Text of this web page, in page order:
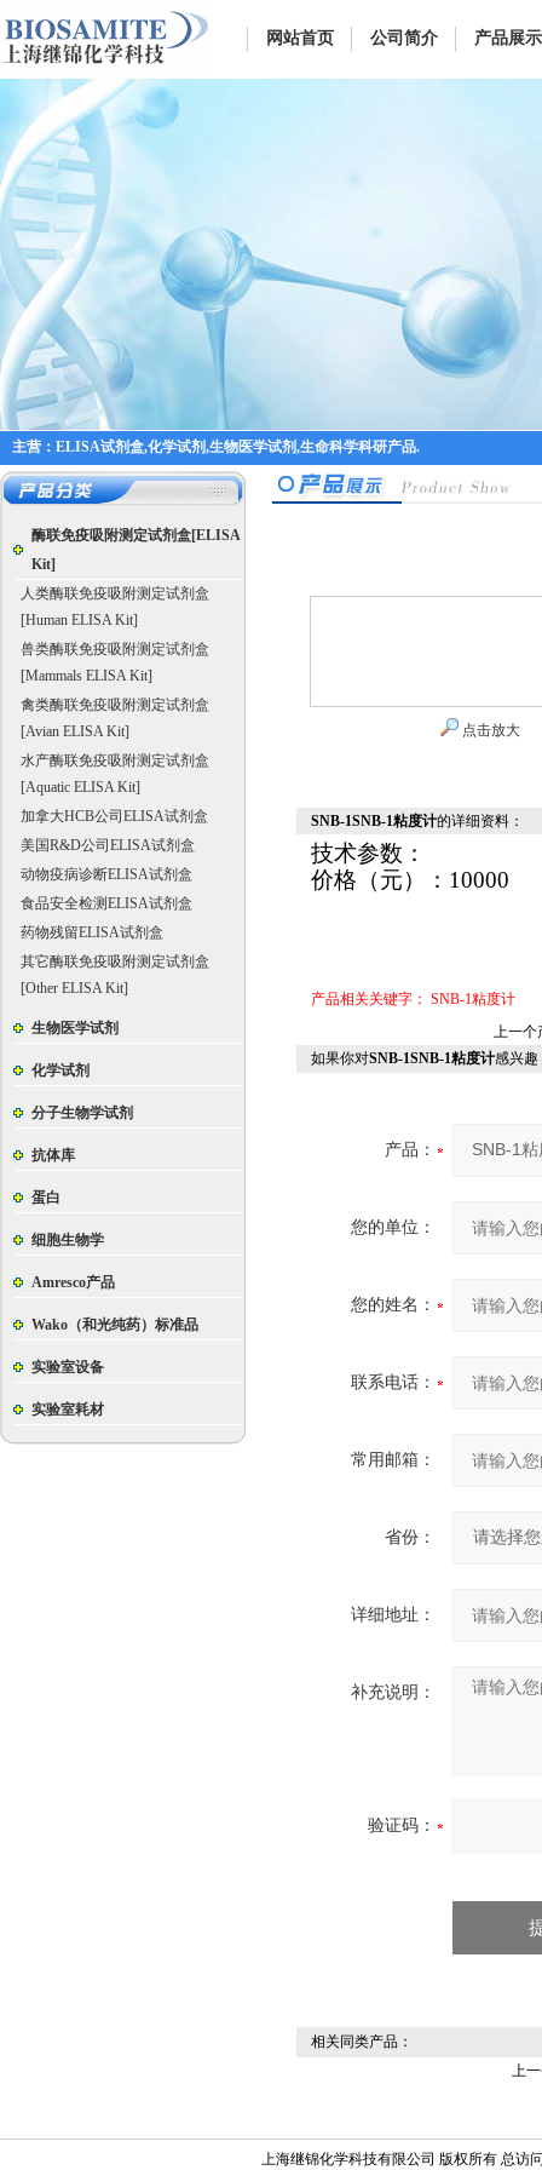
网站首页 公司简介 产品展示
主营：ELISA试剂盒,化学试剂,生物医学试剂,生命科学科研产品.
酶联免疫吸附测定试剂盒[ELISA
Kit]
人类酶联免疫吸附测定试剂盒
[Human ELISA Kit]
兽类酶联免疫吸附测定试剂盒
[Mammals ELISA Kit]
禽类酶联免疫吸附测定试剂盒
[Avian ELISA Kit]
水产酶联免疫吸附测定试剂盒
[Aquatic ELISA Kit]
加拿大HCB公司ELISA试剂盒
美国R&D公司ELISA试剂盒
动物疫病诊断ELISA试剂盒
食品安全检测ELISA试剂盒
药物残留ELISA试剂盒
其它酶联免疫吸附测定试剂盒
[Other ELISA Kit]
生物医学试剂
化学试剂
分子生物学试剂
抗体库
蛋白
细胞生物学
Amresco产品
Wako（和光纯药）标准品
实验室设备
实验室耗材
点击放大
SNB-1SNB-1粘度计的详细资料：
技术参数：
价格（元）
：10000
产品相关关键字： SNB-1粘度计
上一个
如果你对SNB-1SNB-1粘度计感兴趣
产品：
您的单位：
您的姓名：
联系电话：
常用邮箱：
省份：
详细地址：
补充说明：
验证码：
相关同类产品：
上
上海继锦化学科技有限公司 版权所有 总访